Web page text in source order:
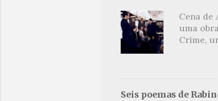
ao livro
Cena de
uma
Crime,
um dos
na
Seis poemas de